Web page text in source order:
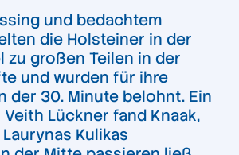
und bedachtem
die Holsteiner in der
zu großen Teilen in der
und wurden für ihre
der 30. Minute belohnt. Ein
Lückner fand Knaak,
Kulikas